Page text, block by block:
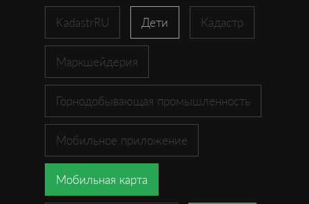
KadastrRU Дети Кадастр
Маркшейдерия
Горнодобывающая промышленность
Мобильное приложение
Мобильная карта